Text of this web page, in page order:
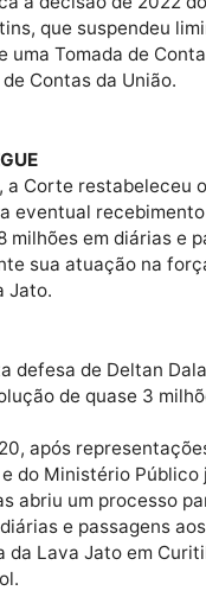
Publicidade
que
uma Tomada de
de Contas da
eventual
milhões em diárias
sua atuação na
Jato.